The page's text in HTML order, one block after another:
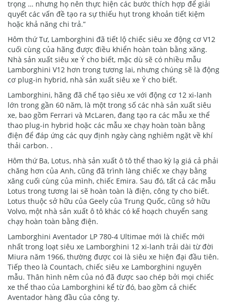
trọng … nhưng họ nên thực hiện các bước thích hợp để giải
quyết các vấn đề tạo ra sự thiếu hụt trong khoản tiết kiệm
hoặc khả năng chi trả.”
Hôm thứ Tư, Lamborghini đã tiết lộ chiếc siêu xe động cơ V12
cuối cùng của hãng được điều khiển hoàn toàn bằng xăng.
Nhà sản xuất siêu xe Ý cho biết, mặc dù sẽ có nhiều mẫu
Lamborghini V12 hơn trong tương lai, nhưng chúng sẽ là động
cơ plug-in hybrid, nhà sản xuất siêu xe Ý cho biết.
Lamborghini, hãng đã chế tạo siêu xe với động cơ 12 xi-lanh
lớn trong gần 60 năm, là một trong số các nhà sản xuất siêu
xe, bao gồm Ferrari và McLaren, đang tạo ra các mẫu xe thể
thao plug-in hybrid hoặc các mẫu xe chạy hoàn toàn bằng
điện để đáp ứng các quy định ngày càng nghiêm ngặt về khí
thải carbon. .
Hôm thứ Ba, Lotus, nhà sản xuất ô tô thể thao kỳ lạ giá cả phải
chăng hơn của Anh, cũng đã trình làng chiếc xe chạy bằng
xăng cuối cùng của mình, chiếc Emira. Sau đó, tất cả các mẫu
Lotus trong tương lai sẽ hoàn toàn là điện, công ty cho biết.
Lotus thuộc sở hữu của Geely của Trung Quốc, cũng sở hữu
Volvo, một nhà sản xuất ô tô khác có kế hoạch chuyển sang
chạy hoàn toàn bằng điện.
Lamborghini Aventador LP 780-4 Ultimae mới là chiếc mới
nhất trong loạt siêu xe Lamborghini 12 xi-lanh trải dài từ đời
Miura năm 1966, thường được coi là siêu xe hiện đại đầu tiên.
Tiếp theo là Countach, chiếc siêu xe Lamborghini nguyên
mẫu. Thân hình nêm của nó đã được sao chép bởi mọi chiếc
xe thể thao của Lamborghini kể từ đó, bao gồm cả chiếc
Aventador hàng đầu của công ty.